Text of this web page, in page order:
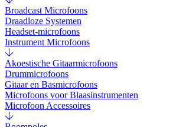
Broadcast Microfoons
Draadloze Systemen
Headset-microfoons
Instrument Microfoons
Akoestische Gitaarmicrofoons
Drummicrofoons
Gitaar en Basmicrofoons
Microfoons voor Blaasinstrumenten
Microfoon Accessoires